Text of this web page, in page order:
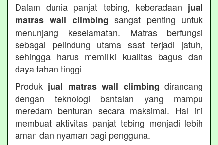
Dalam dunia panjat tebing, keberadaan jual
matras wall climbing sangat penting untuk
menunjang keselamatan. Matras berfungsi
sebagai pelindung utama saat terjadi jatuh,
sehingga harus memiliki kualitas bagus dan
daya tahan tinggi.
Produk jual matras wall climbing dirancang
dengan teknologi bantalan yang mampu
meredam benturan secara maksimal. Hal ini
membuat aktivitas panjat tebing menjadi lebih
aman dan nyaman bagi pengguna.